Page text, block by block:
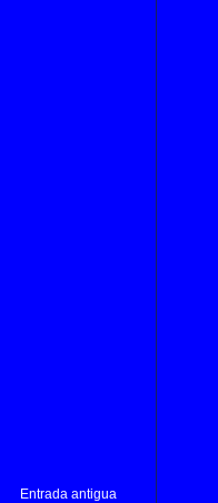
Entrada antigua